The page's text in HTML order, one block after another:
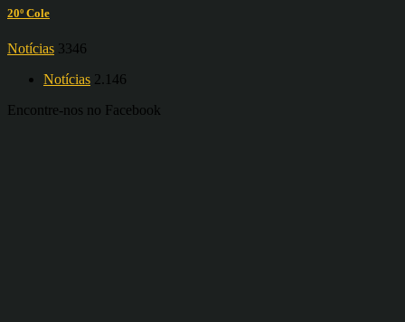
20º Cole
Notícias 3346
Notícias 2.146
Encontre-nos no Facebook